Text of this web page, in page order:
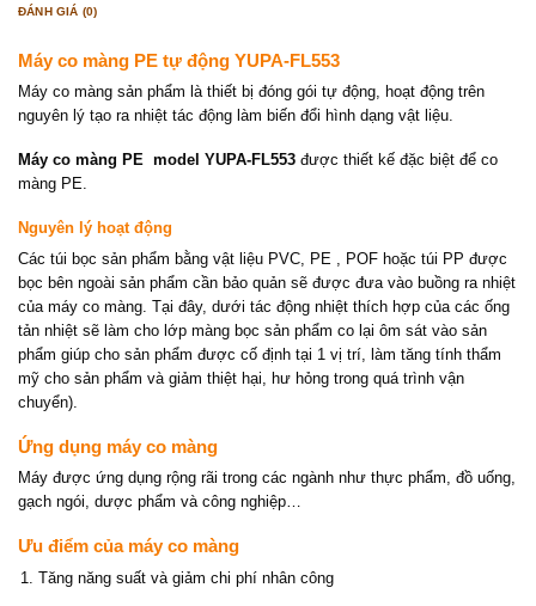
ĐÁNH GIÁ (0)
Máy co màng PE tự động YUPA-FL553
Máy co màng sản phẩm là thiết bị đóng gói tự động, hoạt động trên
nguyên lý tạo ra nhiệt tác động làm biến đổi hình dạng vật liệu.
Máy co màng PE model YUPA-FL553 được thiết kế đặc biệt để co
màng PE.
Nguyên lý hoạt động
Các túi bọc sản phẩm bằng vật liệu PVC, PE , POF hoặc túi PP được
bọc bên ngoài sản phẩm cần bảo quản sẽ được đưa vào buồng ra nhiệt
của máy co màng. Tại đây, dưới tác động nhiệt thích hợp của các ống
tản nhiệt sẽ làm cho lớp màng bọc sản phẩm co lại ôm sát vào sản
phẩm giúp cho sản phẩm được cố định tại 1 vị trí, làm tăng tính thẩm
mỹ cho sản phẩm và giảm thiệt hại, hư hỏng trong quá trình vận
chuyển).
Ứng dụng máy co màng
Máy được ứng dụng rộng rãi trong các ngành như thực phẩm, đồ uống,
gạch ngói, dược phẩm và công nghiệp…
Ưu điểm của máy co màng
Tăng năng suất và giảm chi phí nhân công